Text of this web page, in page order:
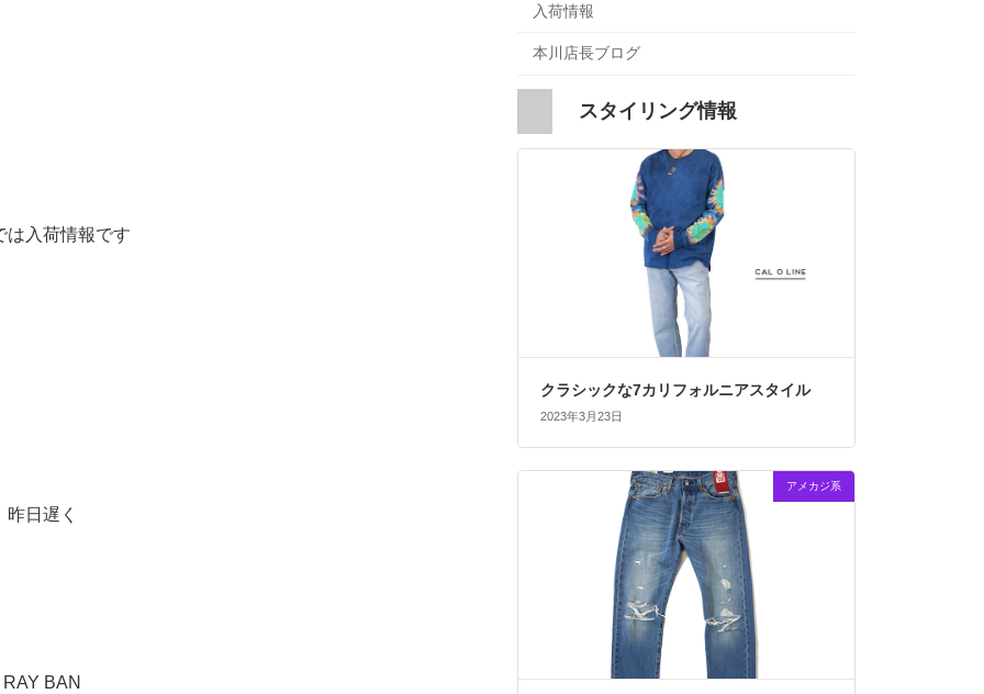
は入荷情報です
昨日遅く
RAY BAN
入荷情報
本川店長ブログ
スタイリング情報
クラシックな7カリフォルニアスタイル
2023年3月23日
アメカジ系